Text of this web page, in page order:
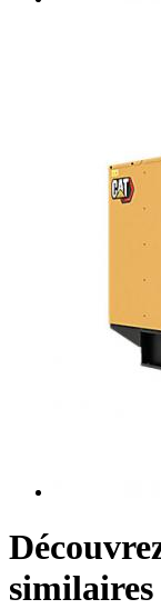
similaires